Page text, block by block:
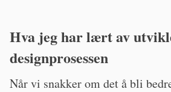
Hva jeg har lært av
designprosessen
Når vi snakker om det å bli